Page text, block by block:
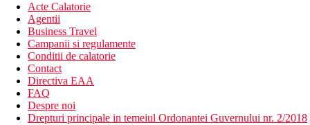
Acte Calatorie
Agentii
Business Travel
Campanii si regulamente
Conditii de calatorie
Contact
Directiva EAA
FAQ
Despre noi
Drepturi principale in temeiul Ordonantei Guvernului nr. 2/2018